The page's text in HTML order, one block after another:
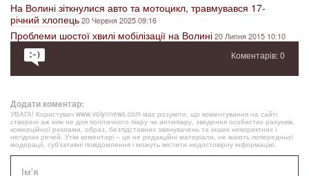
На Волині зіткнулися авто та мотоцикл, травмувався 17-
річний хлопець20 Червня 2025 09:16
Проблеми шостої хвилі мобілізації на Волині20 Липня 2015 10:10
Коментарів: 0
Додати коментар:
УВАГА! Користувач www.volynnews.com має розуміти, що коментування на сайті
створені аж ніяк не для політичного піару чи антипіару, зведення особистих рахунків,
комерційної реклами, образ, безпідставних звинувачень та інших некоректних і
негідних речей. Утім коментарі – це не редакційні матеріали, не мають попередньої
модерації, суб’єктивні повідомлення і можуть містити недостовірну інформацію.